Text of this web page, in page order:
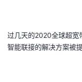
过几天的2020全球超宽
智能联接的解决方案被提